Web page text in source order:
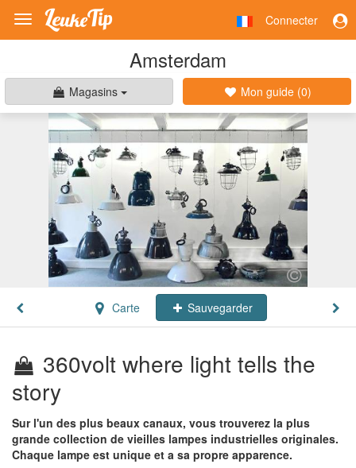
Toggle
navigation
Connecter
Amsterdam
Magasins Mon guide (0)
Carte Sauvegarder
360volt where light tells the
story
Sur l'un des plus beaux canaux, vous trouverez la plus
grande collection de vieilles lampes industrielles originales.
Chaque lampe est unique et a sa propre apparence.